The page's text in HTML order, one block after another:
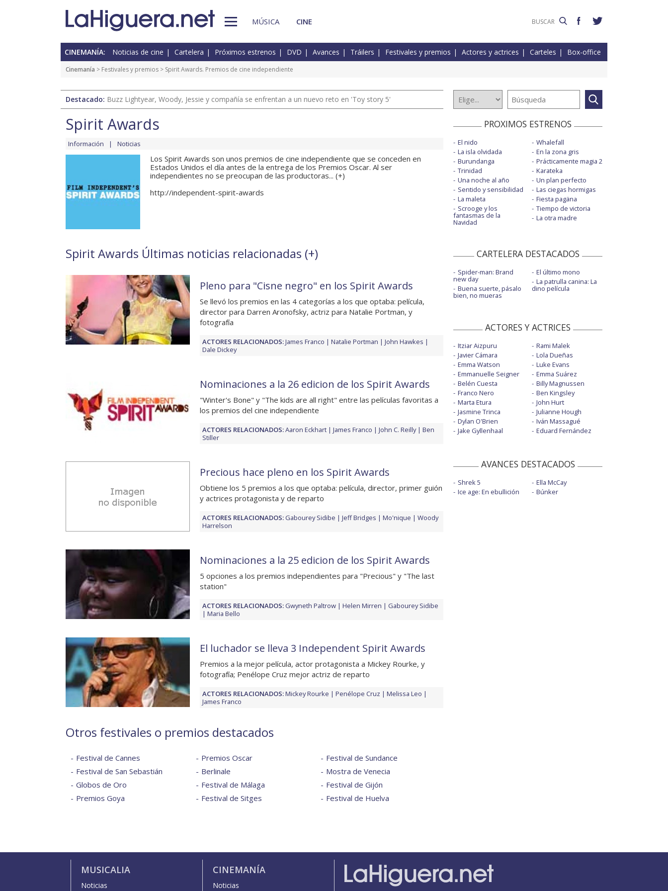
MÚSICA CINE
CINEMANÍA: Noticias de cine Cartelera Próximos estrenos DVD Avances Tráilers Festivales y premios Actores y actrices Carteles Box-office
Cinemanía > Festivales y premios > Spirit Awards. Premios de cine independiente
Destacado: Buzz Lightyear, Woody, Jessie y compañía se enfrentan a un nuevo reto en 'Toy story 5'
Spirit Awards
Información Noticias
Los Spirit Awards son unos premios de cine independiente que se conceden en
Estados Unidos el día antes de la entrega de los Premios Oscar. Al ser
independientes no se preocupan de las productoras... (+)
http://independent-spirit-awards
Spirit Awards Últimas noticias relacionadas (+)
Pleno para "Cisne negro" en los Spirit Awards
Se llevó los premios en las 4 categorías a los que optaba: película,
director para Darren Aronofsky, actriz para Natalie Portman, y
fotografía
ACTORES RELACIONADOS:James Franco Natalie Portman
John Hawkes
Dale Dickey
Nominaciones a la 26 edicion de los Spirit Awards
"Winter's Bone" y "The kids are all right" entre las películas favoritas a
los premios del cine independiente
ACTORES RELACIONADOS:Aaron Eckhart James Franco John C. Reilly
Ben
Stiller
Precious hace pleno en los Spirit Awards
Obtiene los 5 premios a los que optaba: película, director, primer guión
y actrices protagonista y de reparto
ACTORES RELACIONADOS: Gabourey Sidibe Jeff Bridges Mo'nique
Woody
Harrelson
Nominaciones a la 25 edicion de los Spirit Awards
5 opciones a los premios independientes para "Precious" y "The last
station"
ACTORES RELACIONADOS: Gwyneth Paltrow Helen Mirren
Gabourey Sidibe
Maria Bello
El luchador se lleva 3 Independent Spirit Awards
Premios a la mejor película, actor protagonista a Mickey Rourke, y
fotografía; Penélope Cruz mejor actriz de reparto
ACTORES RELACIONADOS:Mickey Rourke Penélope Cruz
Melissa Leo
James Franco
Otros festivales o premios destacados
Festival de Cannes
Festival de San Sebastián
Globos de Oro
Premios Goya
Premios Oscar
Berlinale
Festival de Málaga
Festival de Sitges
Festival de Sundance
Mostra de Venecia
Festival de Gijón
Festival de Huelva
PROXIMOS ESTRENOS
El nido
La isla olvidada
Burundanga
Trinidad
Una noche al año
Sentido y sensibilidad
La maleta
Scrooge y los
fantasmas de la
Navidad
Whalefall
En la zona gris
Prácticamente magia 2
Karateka
Un plan perfecto
Las ciegas hormigas
Fiesta pagäna
Tiempo de victoria
La otra madre
CARTELERA DESTACADOS
Spider-man: Brand
new day
Buena suerte, pásalo
bien, no mueras
El último mono
La patrulla canina: La
dino película
ACTORES Y ACTRICES
Itziar Aizpuru
Javier Cámara
Emma Watson
Emmanuelle Seigner
Belén Cuesta
Franco Nero
Marta Etura
Jasmine Trinca
Dylan O'Brien
Jake Gyllenhaal
Rami Malek
Lola Dueñas
Luke Evans
Emma Suárez
Billy Magnussen
Ben Kingsley
John Hurt
Julianne Hough
Iván Massagué
Eduard Fernández
AVANCES DESTACADOS
Shrek 5
Ice age: En ebullición
Ella McCay
Búnker
MUSICALIA
Noticias
CINEMANÍA
Noticias